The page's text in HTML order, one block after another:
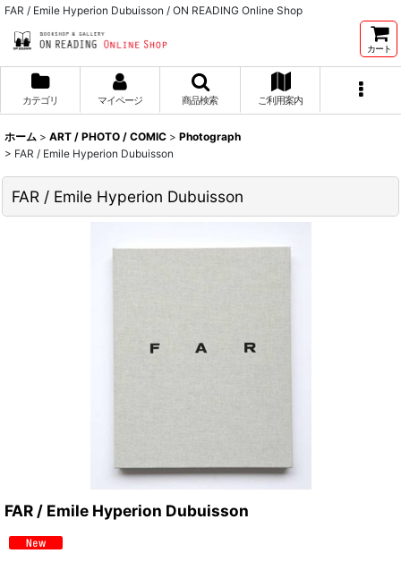
FAR / Emile Hyperion Dubuisson / ON READING Online Shop
カート
カテゴリ マイページ 商品検索 ご利用案内
ホーム > ART / PHOTO / COMIC > Photograph
> FAR / Emile Hyperion Dubuisson
FAR / Emile Hyperion Dubuisson
FAR / Emile Hyperion Dubuisson